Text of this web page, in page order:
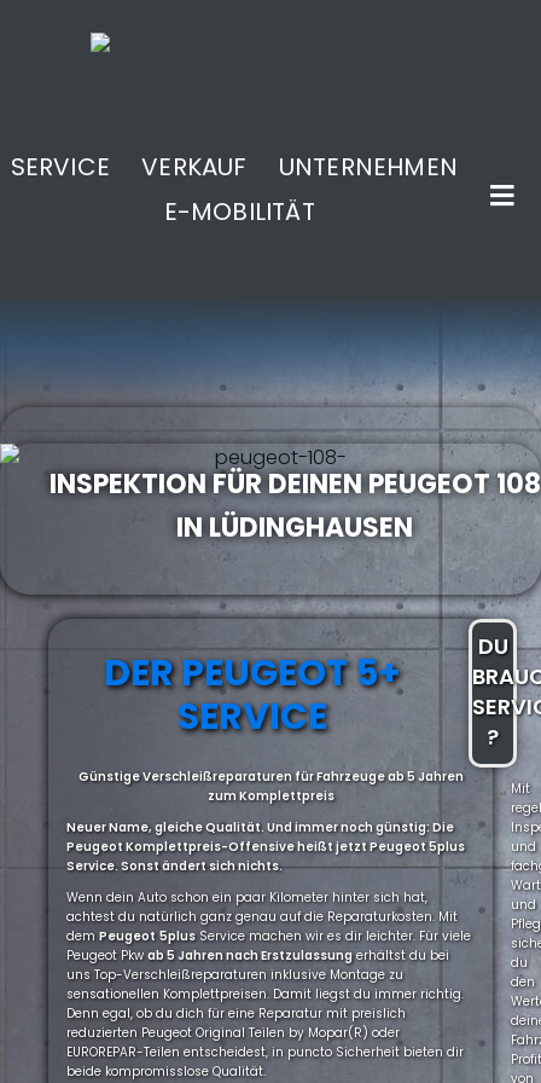
SERVICE VERKAUF
UNTERNEHMEN
E-MOBILITÄT
.
INSPEKTION FÜR DEINEN PEUGEOT 108
IN LÜDINGHAUSEN
DER PEUGEOT 5+
SERVICE
Günstige Verschleißreparaturen für Fahrzeuge ab 5 Jahren
zum Komplettpreis
Neuer Name, gleiche Qualität. Und immer noch günstig: Die
Peugeot Komplettpreis-Offensive heißt jetzt Peugeot 5plus
Service. Sonst ändert sich nichts.
Wenn dein Auto schon ein paar Kilometer hinter sich hat,
achtest du natürlich ganz genau auf die Reparaturkosten. Mit
dem Peugeot 5plusService machen wir es dir leichter. Für viele
Peugeot Pkwab 5 Jahren nach Erstzulassungerhältst du bei
uns Top-Verschleißreparaturen inklusive Montage zu
sensationellen Komplettpreisen. Damit liegst du immer richtig.
Denn egal, ob du dich für eine Reparatur mit preislich
reduzierten Peugeot Original Teilen by Mopar(R) oder
EUROREPAR-Teilen entscheidest, in puncto Sicherheit bieten dir
beide kompromisslose Qualität.
DU
?
Mit
und
und
du
den
von